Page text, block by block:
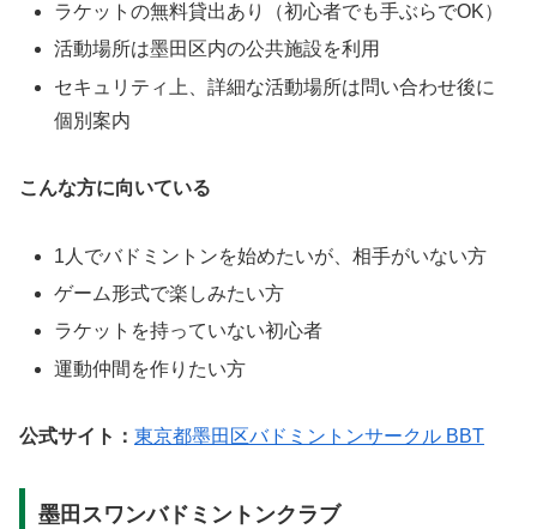
ラケットの無料貸出あり（初心者でも手ぶらでOK）
活動場所は墨田区内の公共施設を利用
セキュリティ上、詳細な活動場所は問い合わせ後に
個別案内
こんな方に向いている
1人でバドミントンを始めたいが、相手がいない方
ゲーム形式で楽しみたい方
ラケットを持っていない初心者
運動仲間を作りたい方
公式サイト： 東京都墨田区バドミントンサークル BBT
墨田スワンバドミントンクラブ